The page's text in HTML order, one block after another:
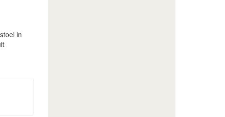
in